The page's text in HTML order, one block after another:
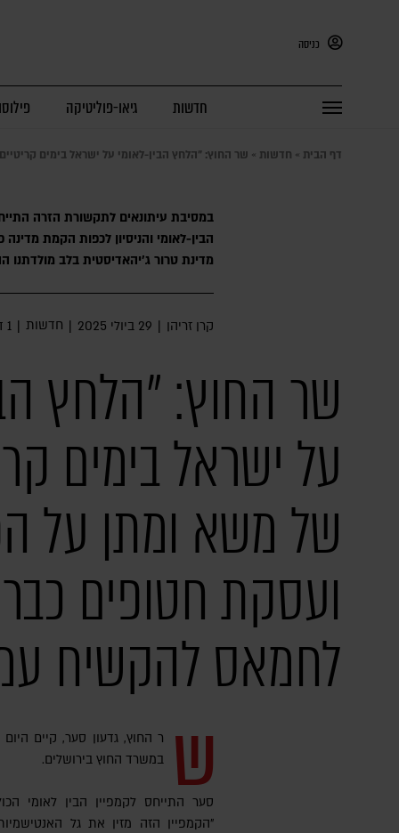
כניסה
חדשות גיאו-פוליטיקה
דף הבית » חדשות » שר החוץ: "הלחץ הבין-לאומי על ישראל בימים
במסיבת עיתונאים לתקשורת הזרה
הבין-לאומי והניסיון לכפות הקמת
מדינת טרור ג׳יהאדיסטית בלב מולדתנו
קרן זריהן | 29 ביולי 2025 | חדשות | 1 דק׳
שר החוץ: "הלחץ
על ישראל בימים
של משא ומתן על
ועסקת חטופים
לחמאס להקשיח
ש
ר החוץ, גדעון סער, קיים
במשרד החוץ בירושלים.
סער התייחס לקמפיין הבין לאומי
"הקמפיין הזה מזין את גל